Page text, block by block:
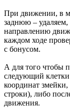
При движении, в
заднюю –
направлению
каждом ходе
с бонусом.
А для того чтобы
следующий клетки
координат
строки), либо
движения.